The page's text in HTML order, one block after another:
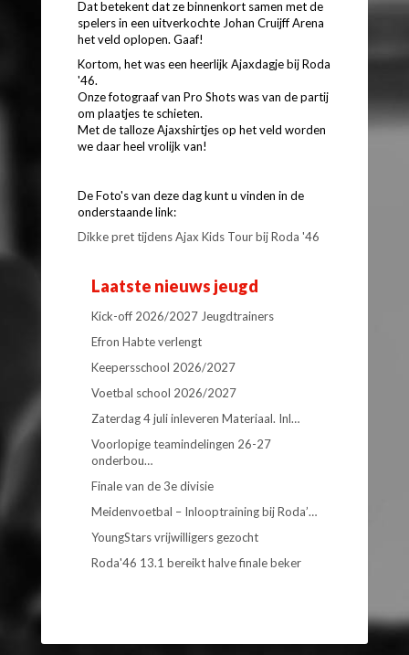
Dat betekent dat ze binnenkort samen met de
spelers in een uitverkochte Johan Cruijff Arena
het veld oplopen. Gaaf!
Kortom, het was een heerlijk Ajaxdagje bij Roda
'46.
Onze fotograaf van Pro Shots was van de partij
om plaatjes te schieten.
Met de talloze Ajaxshirtjes op het veld worden
we daar heel vrolijk van!
De Foto's van deze dag kunt u vinden in de
onderstaande link:
Dikke pret tijdens Ajax Kids Tour bij Roda '46
Laatste nieuws jeugd
Kick-off 2026/2027 Jeugdtrainers
Efron Habte verlengt
Keepersschool 2026/2027
Voetbal school 2026/2027
Zaterdag 4 juli inleveren Materiaal. Inl…
Voorlopige teamindelingen 26-27
onderbou…
Finale van de 3e divisie
Meidenvoetbal – Inlooptraining bij Roda’…
YoungStars vrijwilligers gezocht
Roda'46 13.1 bereikt halve finale beker